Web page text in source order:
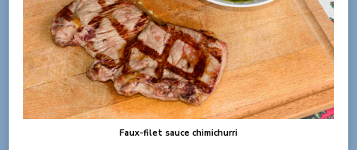
Faux-filet sauce chimichurri